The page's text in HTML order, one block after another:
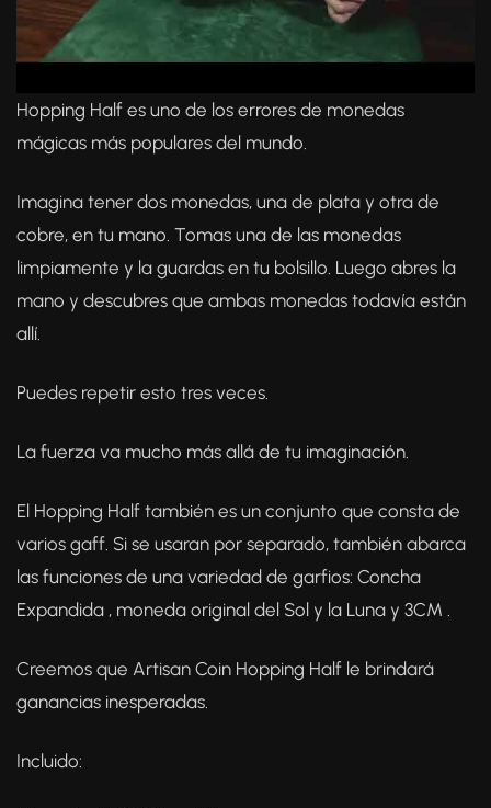
Hopping Half es uno de los errores de monedas
mágicas más populares del mundo.
Imagina tener dos monedas, una de plata y otra de
cobre, en tu mano. Tomas una de las monedas
limpiamente y la guardas en tu bolsillo. Luego abres la
mano y descubres que ambas monedas todavía están
allí.
Puedes repetir esto tres veces.
La fuerza va mucho más allá de tu imaginación.
El Hopping Half también es un conjunto que consta de
varios gaff. Si se usaran por separado, también abarca
las funciones de una variedad de garfios: Concha
Expandida , moneda original del Sol y la Luna y 3CM .
Creemos que Artisan Coin Hopping Half le brindará
ganancias inesperadas.
Incluido: